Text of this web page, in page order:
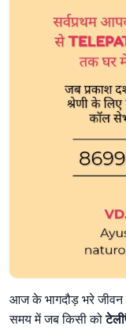
आज के भागदौड़ भरे
समय में जब किसी को